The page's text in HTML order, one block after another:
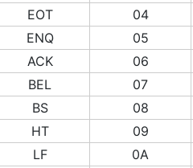
ΕΟΤ
04
ENQ
05
ACK
06
BEL
07
BS
08
HT
09
LF
0Α